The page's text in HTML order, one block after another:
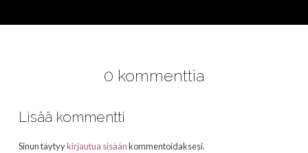
0 kommenttia
Lisää kommentti
Sinun täytyykirjautua sisäänkommentoidaksesi.